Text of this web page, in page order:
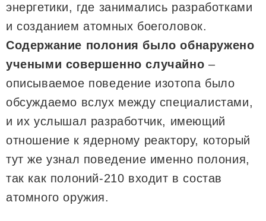
энергетики, где занимались разработками
и созданием атомных боеголовок.
Содержание полония было обнаружено
учеными совершенно случайно –
описываемое поведение изотопа было
обсуждаемо вслух между специалистами,
и их услышал разработчик, имеющий
отношение к ядерному реактору, который
тут же узнал поведение именно полония,
так как полоний-210 входит в состав
атомного оружия.